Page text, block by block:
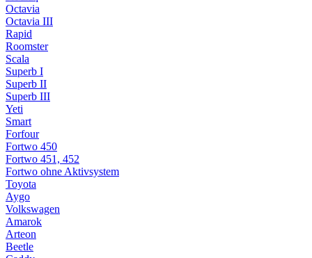
Octavia
Octavia III
Rapid
Roomster
Scala
Superb I
Superb II
Superb III
Yeti
Smart
Forfour
Fortwo 450
Fortwo 451, 452
Fortwo ohne Aktivsystem
Toyota
Aygo
Volkswagen
Amarok
Arteon
Beetle